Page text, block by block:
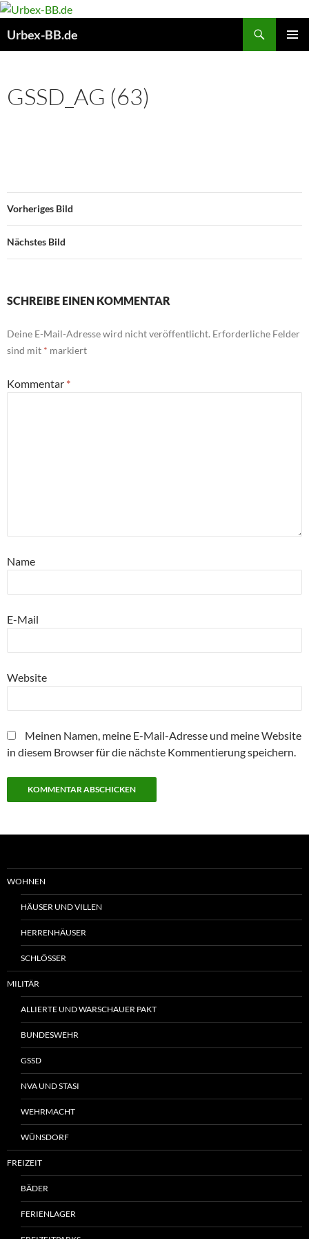
Urbex-BB.de
GSSD_AG (63)
Vorheriges Bild
Nächstes Bild
SCHREIBE EINEN KOMMENTAR
Deine E-Mail-Adresse wird nicht veröffentlicht. Erforderliche Felder
sind mit * markiert
Kommentar *
Name
E-Mail
Website
Meinen Namen, meine E-Mail-Adresse und meine Website
in diesem Browser für die nächste Kommentierung speichern.
WOHNEN
HÄUSER UND VILLEN
HERRENHÄUSER
SCHLÖSSER
MILITÄR
ALLIERTE UND WARSCHAUER PAKT
BUNDESWEHR
GSSD
NVA UND STASI
WEHRMACHT
WÜNSDORF
FREIZEIT
BÄDER
FERIENLAGER